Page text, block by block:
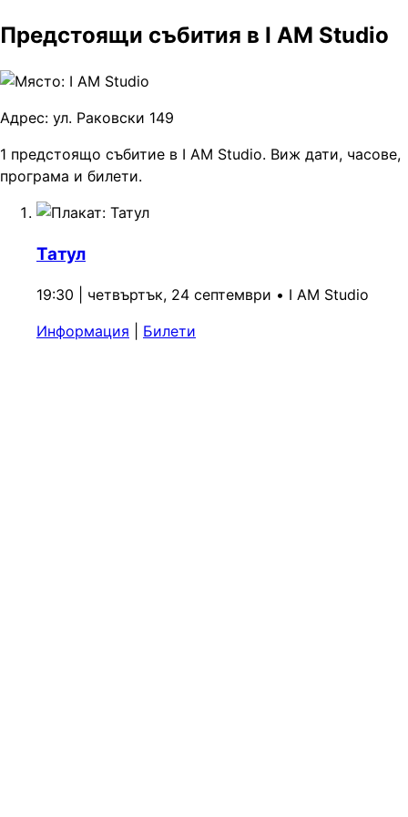
Предстоящи събития в I AM Studio
Адрес: ул. Раковски 149
1 предстоящо събитие в I AM Studio. Виж дати, часове,
програма и билети.
Татул
19:30 | четвъртък, 24 септември • I AM Studio
Информация
Билети